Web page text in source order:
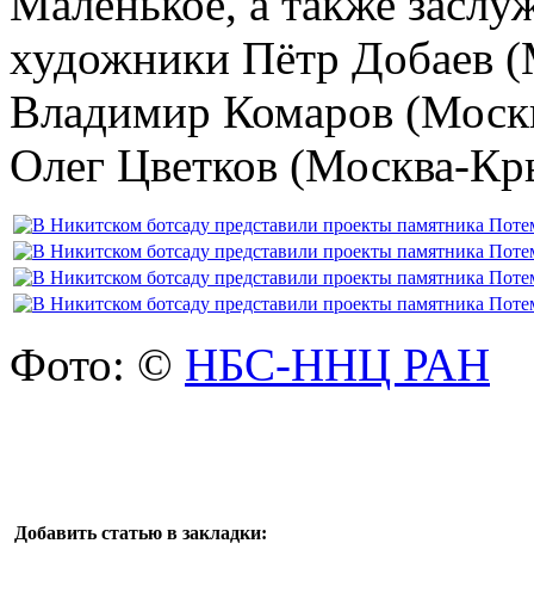
художники Пётр Добаев
Владимир Комаров
Олег Цветков (Москва-
Фото: © НБС-ННЦ РАН
Добавить статью в закладки: